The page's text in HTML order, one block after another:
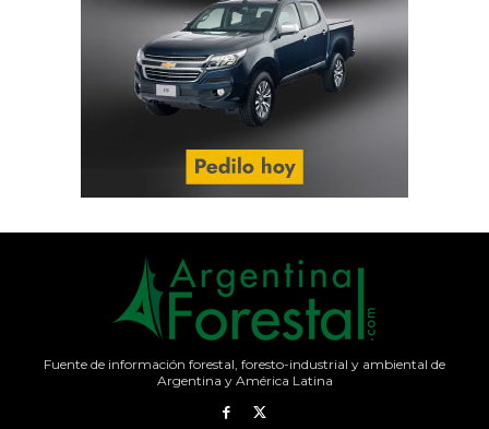
Fuente de información forestal, foresto-industrial y ambiental de
Argentina y América Latina